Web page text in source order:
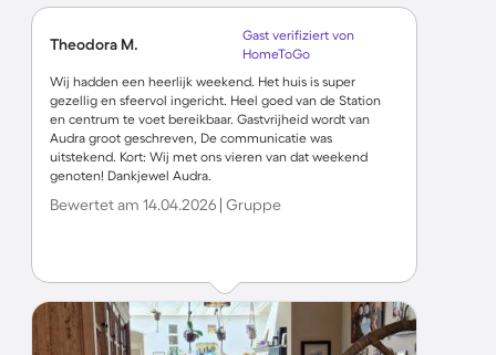
Theodora M.
Gast verifiziert von
HomeToGo
Wij hadden een heerlijk weekend. Het huis is super
gezellig en sfeervol ingericht. Heel goed van de Station
en centrum te voet bereikbaar. Gastvrijheid wordt van
Audra groot geschreven, De communicatie was
uitstekend. Kort: Wij met ons vieren van dat weekend
genoten! Dankjewel Audra.
Bewertet am 14.04.2026 | Gruppe